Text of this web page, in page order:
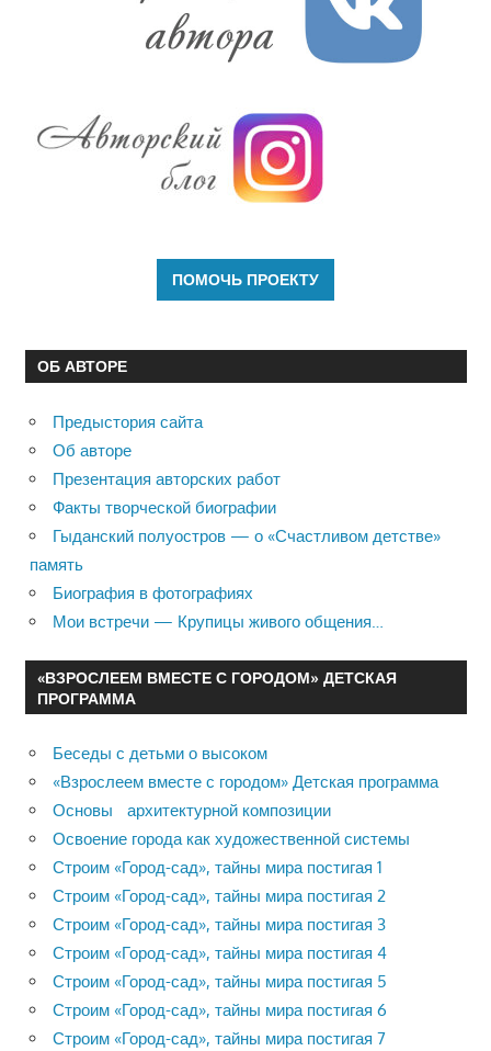
ОБ АВТОРЕ
Предыстория сайта
Об авторе
Презентация авторских работ
Факты творческой биографии
Гыданский полуостров — о «Счастливом детстве»
память
Биография в фотографиях
Мои встречи — Крупицы живого общения…
«ВЗРОСЛЕЕМ ВМЕСТЕ С ГОРОДОМ» ДЕТСКАЯ
ПРОГРАММА
Беседы с детьми о высоком
«Взрослеем вместе с городом» Детская программа
Основы архитектурной композиции
Освоение города как художественной системы
Строим «Город-сад», тайны мира постигая 1
Строим «Город-сад», тайны мира постигая 2
Строим «Город-сад», тайны мира постигая 3
Строим «Город-сад», тайны мира постигая 4
Строим «Город-сад», тайны мира постигая 5
Строим «Город-сад», тайны мира постигая 6
Строим «Город-сад», тайны мира постигая 7